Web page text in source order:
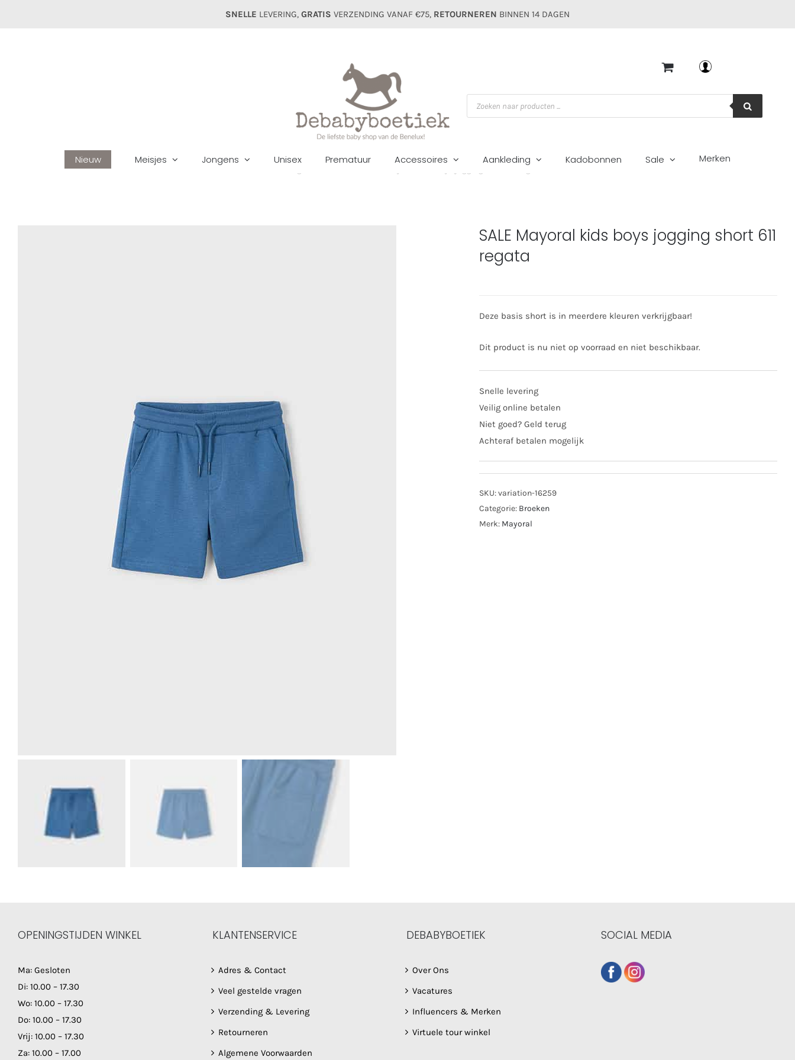
SNELLE LEVERING, GRATIS VERZENDING VANAF €75, RETOURNEREN BINNEN 14 DAGEN
Producten
zoeken
Nieuw Meisjes Jongens Unisex Prematuur Accessoires Aankleding Kadobonnen Sale Merken
SALE Mayoral kids boys jogging short 611
regata
Deze basis short is in meerdere kleuren verkrijgbaar!
Dit product is nu niet op voorraad en niet beschikbaar.
Snelle levering
Veilig online betalen
Niet goed? Geld terug
Achteraf betalen mogelijk
SKU:variation-16259
Categorie: Broeken
Merk: Mayoral
OPENINGSTIJDEN WINKEL
Ma: Gesloten
Di: 10.00 – 17.30
Wo: 10.00 – 17.30
Do: 10.00 – 17.30
Vrij: 10.00 – 17.30
Za: 10.00 – 17.00
KLANTENSERVICE
Adres & Contact
Veel gestelde vragen
Verzending & Levering
Retourneren
Algemene Voorwaarden
DEBABYBOETIEK
Over Ons
Vacatures
Influencers & Merken
Virtuele tour winkel
SOCIAL MEDIA